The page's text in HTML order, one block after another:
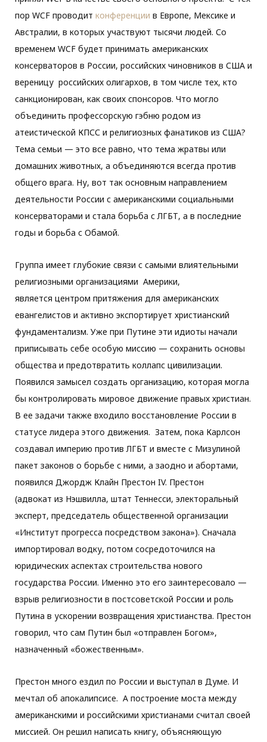
пор WCF проводит конференции в Европе, Мексике и
Австралии, в которых участвуют тысячи людей. Со
временем WCF будет принимать американских
консерваторов в России, российских чиновников в США и
вереницу российских олигархов, в том числе тех, кто
санкционирован, как своих спонсоров. Что могло
объединить профессорскую гэбню родом из
атеистической КПСС и религиозных фанатиков из США?
Тема семьи — это все равно, что тема жратвы или
домашних животных, а объединяются всегда против
общего врага. Ну, вот так основным направлением
деятельности России с американскими социальными
консерваторами и стала борьба с ЛГБТ, а в последние
годы и борьба с Обамой.
Группа имеет глубокие связи с самыми влиятельными
религиозными организациями Америки,
является центром притяжения для американских
евангелистов и активно экспортирует христианский
фундаментализм. Уже при Путине эти идиоты начали
приписывать себе особую миссию — сохранить основы
общества и предотвратить коллапс цивилизации.
Появился замысел создать организацию, которая могла
бы контролировать мировое движение правых христиан.
В ее задачи также входило восстановление России в
статусе лидера этого движения. Затем, пока Карлсон
создавал империю против ЛГБТ и вместе с Мизулиной
пакет законов о борьбе с ними, а заодно и абортами,
появился Джордж Клайн Престон IV. Престон
(адвокат из Нэшвилла, штат Теннесси, электоральный
эксперт, председатель общественной организации
«Институт прогресса посредством закона»). Сначала
импортировал водку, потом сосредоточился на
юридических аспектах строительства нового
государства России. Именно это его заинтересовало —
взрыв религиозности в постсоветской России и роль
Путина в ускорении возвращения христианства. Престон
говорил, что сам Путин был «отправлен Богом»,
назначенный «божественным».
Престон много ездил по России и выступал в Думе. И
мечтал об апокалипсисе. А построение моста между
американскими и российскими христианами считал своей
миссией. Он решил написать книгу, объясняющую